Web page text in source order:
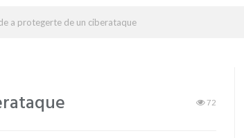
a protegerte de un ciberataque
72